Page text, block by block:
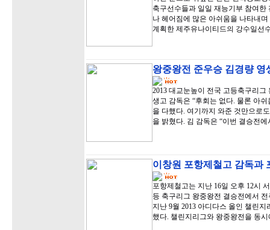
축구선수들과 일일 재능기부 참여
나 헤어짐에 많은 아쉬움을 나타내
계획한 제주유나이티드의 강수일선
왕중왕전 준우승 김경량
2013 대교눈높이 전국 고등축구리
생고 감독은 “후회는 없다. 물론 아
을 다했다. 여기까지 와준 것만으로
을 밝혔다. 김 감독은 “이번 결승전
이창원 포항제철고 감독과
포항제철고는 지난 16일 오후 12시
등 축구리그 왕중왕전 결승전에서
지난 9월 2013 아디다스 올인 챌린
했다. 챌린지리그와 왕중왕전을 동